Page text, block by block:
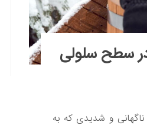
سطح سلولی
و شدیدی که به